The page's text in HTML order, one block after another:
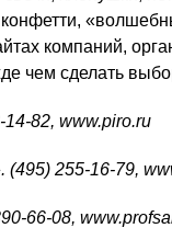
конфетти,
компаний,
чем сделать
14-82, www.piro.ru
. (495) 255-16-79,
66-08,